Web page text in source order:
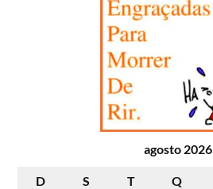
agosto 2026
D S T Q